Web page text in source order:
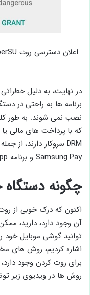
در نهایت، به دلیل خطراتی
برنامه ها به راحتی در
نصب نمی شوند. به طور
که با پرداخت های مالی
Samsung Pay و برنامه Redbox streaming app.
چگونه دستگاه
اکنون که درک خوبی از
آن وجود دارد، دارید،
توانید گوشی موبایل خود
اشاره کردیم، روش های
برای روت کردن وجود
روش ها در ویدیوی زیر